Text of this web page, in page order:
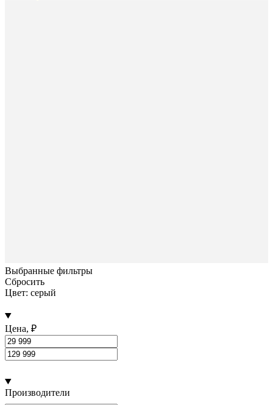
Выбранные фильтры
Сбросить
Цвет: серый
Цена, ₽
Производители